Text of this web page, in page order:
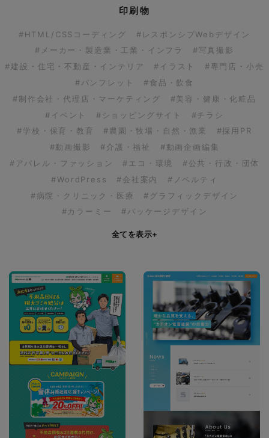
印刷物
#HTML/CSSコーディング
#レスポンシブWebデザイン
#メーカー・製造業・工業・インフラ
#写真撮影
#建設・住宅・不動産・インテリア
#イラスト
#専門店・小売
#パンフレット
#食品・飲食
#制作会社・代理店・マーケティング
#美容・健康・化粧品
#イベント
#ショッピングサイト
#チラシ
#学校・保育・教育
#農園・牧場・自然・漁業
#採用PR
#動画撮影
#介護・福祉
#動画企画編集
#アパレル・ファッション
#エコ・環境
#公共・行政・団体
#WordPress
#会社案内
#ノベルティ
#病院・クリニック・医療
#グラフィックデザイン
#カラーミー
#パッケージデザイン
全てを表示+